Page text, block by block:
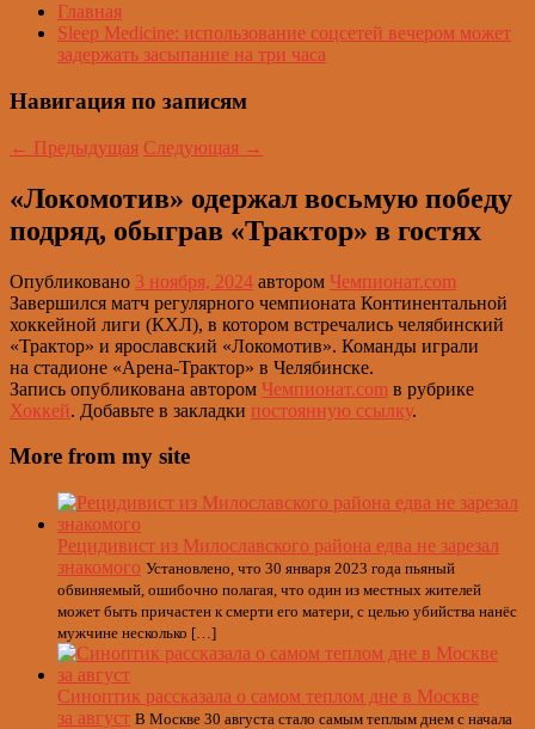
Главная
Sleep Medicine: использование соцсетей вечером может
задержать засыпание на три часа
Навигация по записям
← Предыдущая Следующая →
«Локомотив» одержал восьмую победу
подряд, обыграв «Трактор» в гостях
Опубликовано 3 ноября, 2024 автором Чемпионат.com
Завершился матч регулярного чемпионата Континентальной
хоккейной лиги (КХЛ), в котором встречались челябинский
«Трактор» и ярославский «Локомотив». Команды играли
на стадионе «Арена-Трактор» в Челябинске.
Запись опубликована автором Чемпионат.com в рубрике
Хоккей. Добавьте в закладки постоянную ссылку.
More from my site
Рецидивист из Милославского района едва не зарезал
знакомого Установлено, что 30 января 2023 года пьяный
обвиняемый, ошибочно полагая, что один из местных жителей
может быть причастен к смерти его матери, с целью убийства нанёс
мужчине несколько […]
Синоптик рассказала о самом теплом дне в Москве
за август В Москве 30 августа стало самым теплым днем с начала